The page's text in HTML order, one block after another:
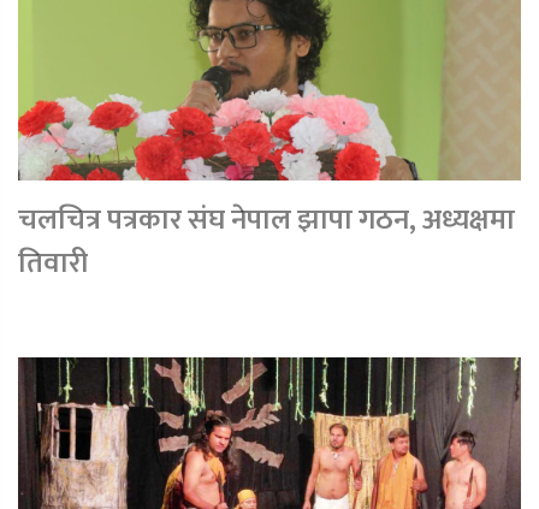
चलचित्र पत्रकार संघ नेपाल झापा गठन, अध्यक्षमा
तिवारी